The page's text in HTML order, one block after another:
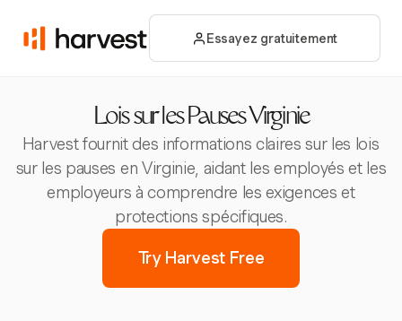
Essayez gratuitement
Lois sur les Pauses Virginie
Harvest fournit des informations claires sur les lois
sur les pauses en Virginie, aidant les employés et les
employeurs à comprendre les exigences et
protections spécifiques.
Try Harvest Free